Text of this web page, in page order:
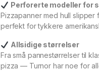
Perforerte modeller for
Pizzapanner med hull
perfekt for tykkere
Allsidige størrelser
Fra små pannestørrelser til
pizza — Turnor har noe for